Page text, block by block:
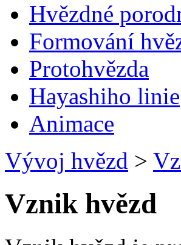
Hvězdné
Formování
Protohvězda
Hayashiho linie
Animace
Vývoj hvězd >
Vznik hvězd